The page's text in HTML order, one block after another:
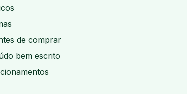
de comprar
bem escrito